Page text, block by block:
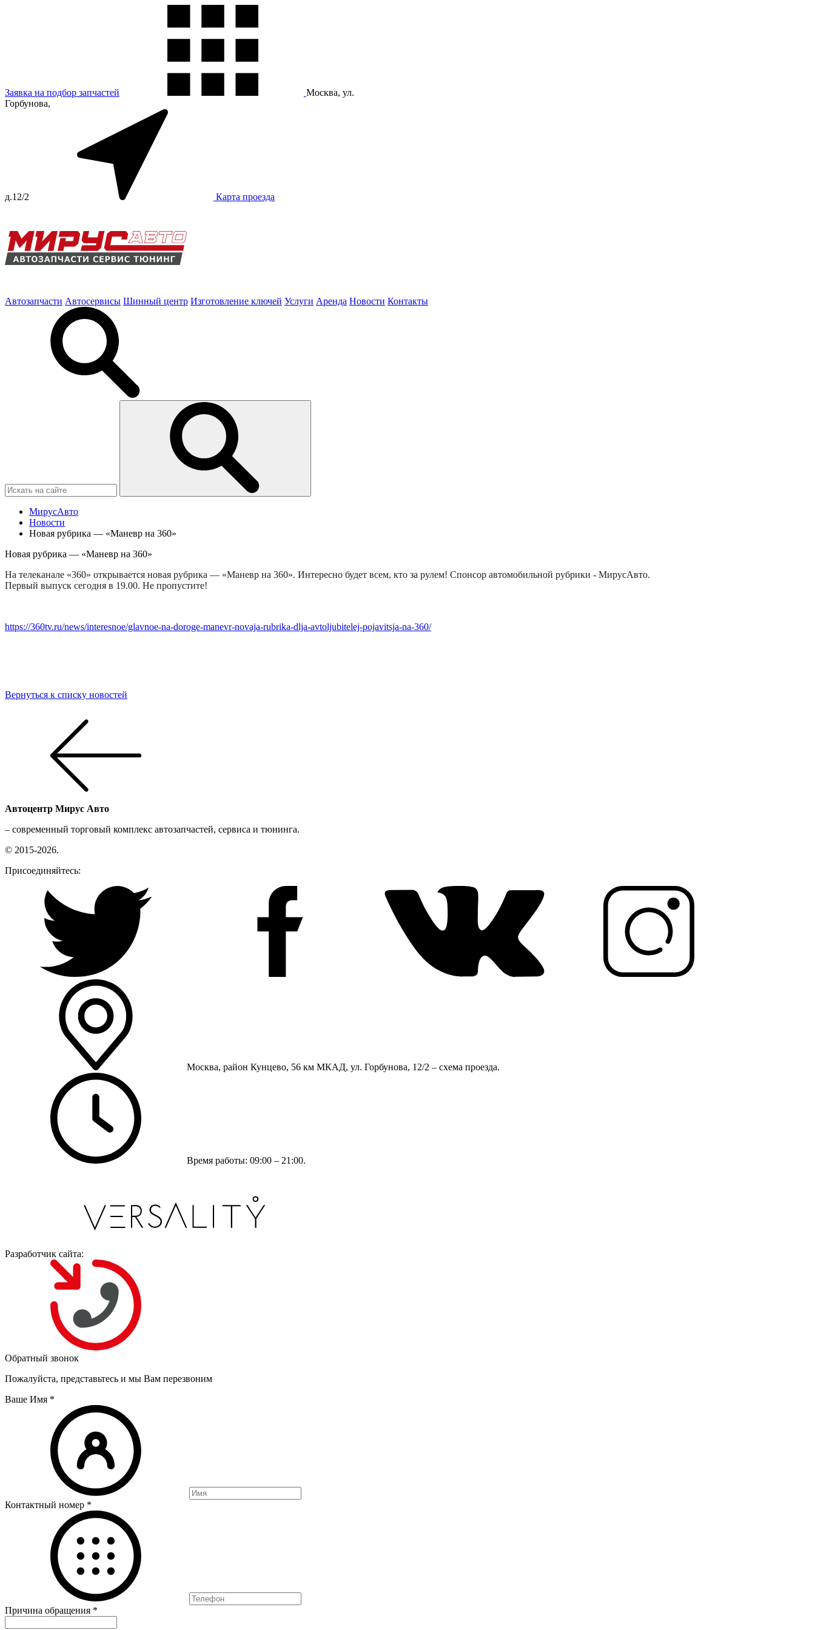
Заявка на подбор запчастей
Москва, ул.
Горбунова,
д.12/2 Карта проезда
Автозапчасти Автосервисы Шинный центр Изготовление ключей Услуги Аренда Новости Контакты
МирусАвто
Новости
Новая рубрика — «Маневр на 360»
Новая рубрика — «Маневр на 360»
На телеканале «360» открывается новая рубрика — «Маневр на 360». Интересно будет всем, кто за рулем! Спонсор автомобильной рубрики - МирусАвто.
Первый выпуск сегодня в 19.00. Не пропустите!
https://360tv.ru/news/interesnoe/glavnoe-na-doroge-manevr-novaja-rubrika-dlja-avtoljubitelej-pojavitsja-na-360/
Вернуться к списку новостей
Автоцентр Мирус Авто
– современный торговый комплекс автозапчастей, сервиса и тюнинга.
© 2015-2026.
Присоединяйтесь:
Москва, район Кунцево, 56 км МКАД, ул. Горбунова, 12/2 – схема проезда.
Время работы: 09:00 – 21:00.
Разработчик сайта:
Обратный звонок
Пожалуйста, представьтесь и мы Вам перезвоним
Ваше Имя *
Контактный номер *
Причина обращения *